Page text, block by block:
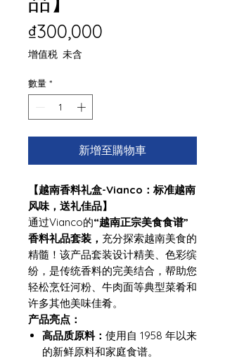
₫300,000
增值税 未含
數量 *
新增至購物車
【越南香料礼盒-Vianco：标准越南
风味，送礼佳品】
通过Vianco的“越南正宗美食食谱”
香料礼品套装， 充分探索越南美食的
精髓！该产品套装设计精美、色彩缤
纷，是传统香料的完美结合，帮助您
轻松烹饪河粉、牛肉面等典型菜肴和
许多其他美味佳肴。
产品亮点：
高品质原料： 使用自 1958 年以来
的新鲜原料和家庭食谱。